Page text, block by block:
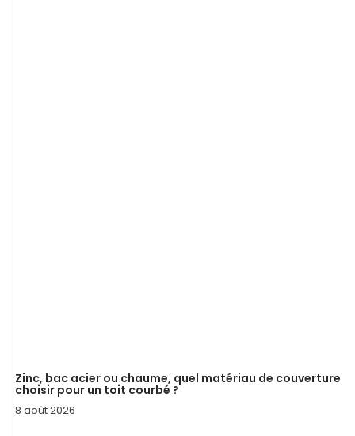
Zinc, bac acier ou chaume, quel matériau de couverture
choisir pour un toit courbé ?
8 août 2026